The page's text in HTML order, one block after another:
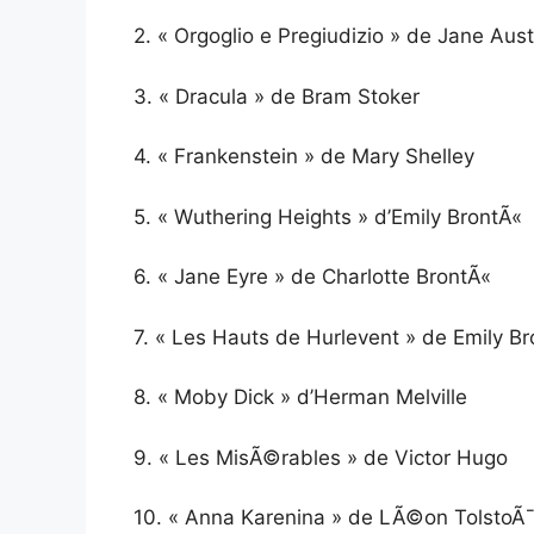
2. « Orgoglio e Pregiudizio » de Jane
3. « Dracula » de Bram Stoker
4. « Frankenstein » de Mary Shelley
5. « Wuthering Heights » d’Emily BrontÃ«
6. « Jane Eyre » de Charlotte BrontÃ«
7. « Les Hauts de Hurlevent » de Emily
8. « Moby Dick » d’Herman Melville
9. « Les MisÃ©rables » de Victor Hugo
10. « Anna Karenina » de LÃ©on TolstoÃ¯